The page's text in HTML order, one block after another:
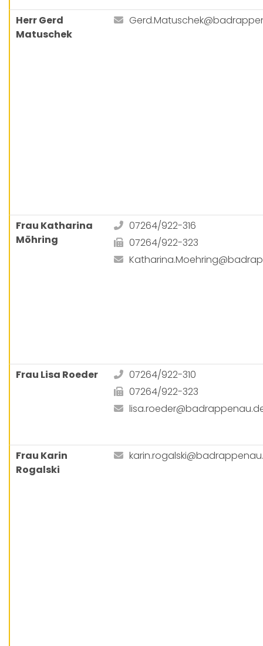
Herr Gerd
Matuschek
Frau Katharina
Möhring
07264/922-316
07264/922-323
Frau Lisa Roeder
07264/922-310
07264/922-323
Frau Karin
Rogalski